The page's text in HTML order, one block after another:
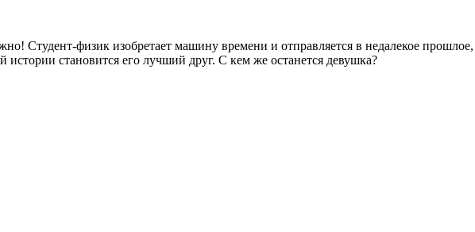
Студент-физик изобретает машину времени и отправляется в недалекое
становится его лучший друг. С кем же останется девушка?